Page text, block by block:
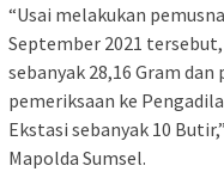
“Usai melakukan
September 2021
sebanyak 28,16 Gram
pemeriksaan ke
Ekstasi sebanyak 10
Mapolda Sumsel.